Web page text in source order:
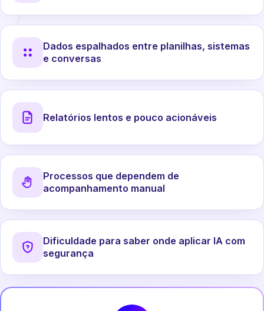
Dados espalhados entre planilhas, sistemas
e conversas
Relatórios lentos e pouco acionáveis
Processos que dependem de
acompanhamento manual
Dificuldade para saber onde aplicar IA com
segurança